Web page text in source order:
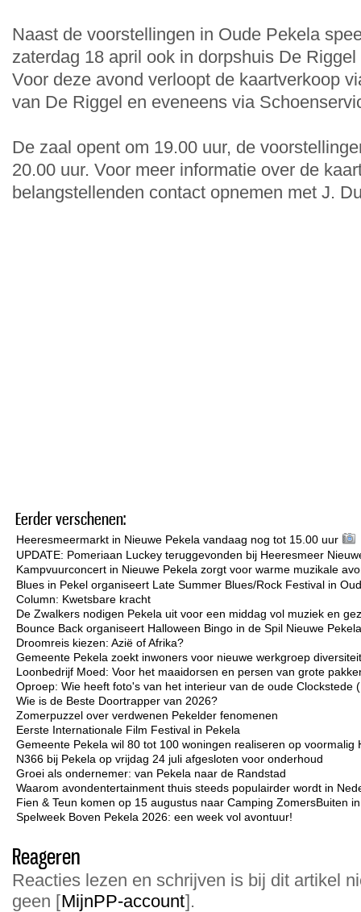
Naast de voorstellingen in Oude Pekela
zaterdag 18 april ook in dorpshuis De
Voor deze avond verloopt de kaartverkoop
van De Riggel en eveneens via
De zaal opent om 19.00 uur, de
20.00 uur. Voor meer informatie over de
belangstellenden contact opnemen met J.
Eerder verschenen:
Heeresmeermarkt in Nieuwe Pekela vandaag nog tot 15.00 uur
UPDATE: Pomeriaan Luckey teruggevonden bij Heeresmeer
Kampvuurconcert in Nieuwe Pekela zorgt voor warme muzikale
Blues in Pekel organiseert Late Summer Blues/Rock Festival in
Column: Kwetsbare kracht
De Zwalkers nodigen Pekela uit voor een middag vol muziek en
Bounce Back organiseert Halloween Bingo in de Spil Nieuwe Pekela
Droomreis kiezen: Azië of Afrika?
Gemeente Pekela zoekt inwoners voor nieuwe werkgroep
Loonbedrijf Moed: Voor het maaidorsen en persen van grote
Oproep: Wie heeft foto's van het interieur van de oude Clockstede
Wie is de Beste Doortrapper van 2026?
Zomerpuzzel over verdwenen Pekelder fenomenen
Eerste Internationale Film Festival in Pekela
Gemeente Pekela wil 80 tot 100 woningen realiseren op voormalig
N366 bij Pekela op vrijdag 24 juli afgesloten voor onderhoud
Groei als ondernemer: van Pekela naar de Randstad
Waarom avondentertainment thuis steeds populairder wordt in
Fien & Teun komen op 15 augustus naar Camping ZomersBuiten
Spelweek Boven Pekela 2026: een week vol avontuur!
Reageren
Reacties lezen en schrijven is bij dit artikel
geen [MijnPP-account].